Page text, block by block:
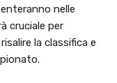
nelle
cruciale per
la classifica e